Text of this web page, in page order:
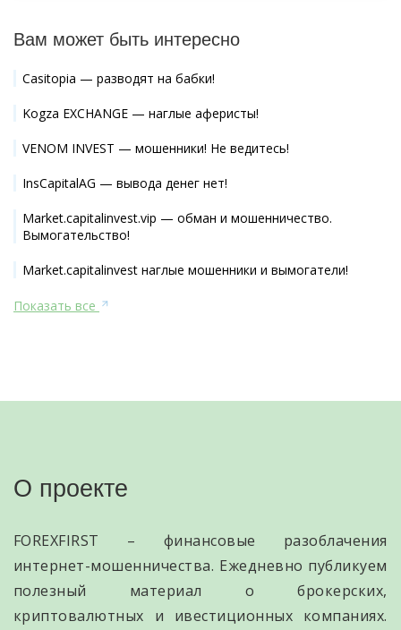
Вам может быть интересно
Casitopia — разводят на бабки!
Kogza EXCHANGE — наглые аферисты!
VENOM INVEST — мошенники! Не ведитесь!
InsCapitalAG — вывода денег нет!
Market.capitalinvest.vip — обман и мошенничество.
Вымогательство!
Market.capitalinvest наглые мошенники и вымогатели!
Показать все
О проекте
FOREXFIRST – финансовые разоблачения
интернет-мошенничества. Ежедневно публикуем
полезный материал о брокерских,
криптовалютных и ивестиционных компаниях.